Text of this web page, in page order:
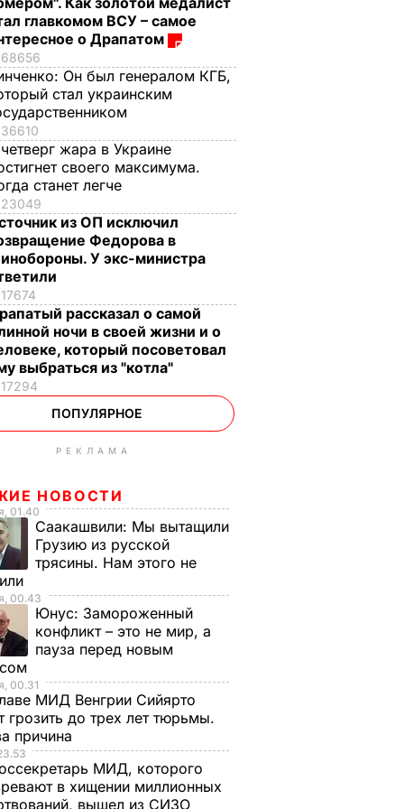
главкомом ВСУ – самое
о Драпатом
68656
Он был генералом КГБ,
стал украинским
36610
жара в Украине
своего максимума.
станет легче
23049
из ОП исключил
Федорова в
У экс-министра
17674
рассказал о самой
ночи в своей жизни и о
который посоветовал
выбраться из "котла"
17294
ПОПУЛЯРНОЕ
РЕКЛАМА
НОВОСТИ
01.40
Саакашвили: Мы вытащили
Грузию из русской
трясины. Нам этого не
00.43
Юнус: Замороженный
конфликт – это не мир, а
пауза перед новым
00.31
МИД Венгрии Сийярто
грозить до трех лет тюрьмы.
причина
МИД, которого
в хищении миллионных
вышел из СИЗО